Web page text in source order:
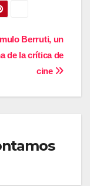
Berruti, un
de la crítica de
cine